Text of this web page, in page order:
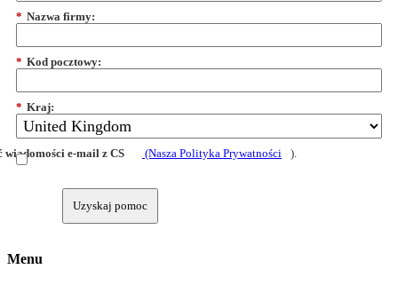
* Nazwa firmy:
* Kod pocztowy:
* Kraj:
e-mail z CS (Nasza Polityka Prywatności ).
Uzyskaj pomoc
Menu